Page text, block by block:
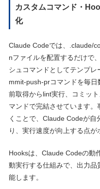
カスタムコマンド・
化
Claude Codeでは、.claude/
nファイルを配置するだけで
シュコマンドとしてテンプ
mmit-push-prコマンドを毎
前取得からlint実行、コミッ
マンドで完結させています
くことで、Claude Codeが
り、実行速度が向上する点が
Hooksは、Claude Codeの動
動実行する仕組みで、出力
能します。